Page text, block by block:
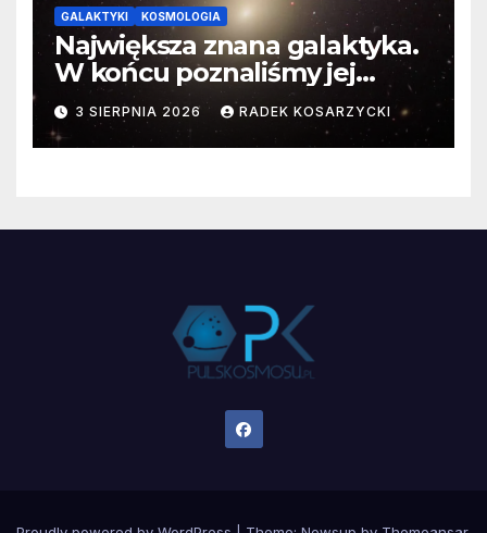
GALAKTYKI KOSMOLOGIA
Największa znana galaktyka.
W końcu poznaliśmy jej
faktyczne wymiary
3 SIERPNIA 2026 RADEK KOSARZYCKI